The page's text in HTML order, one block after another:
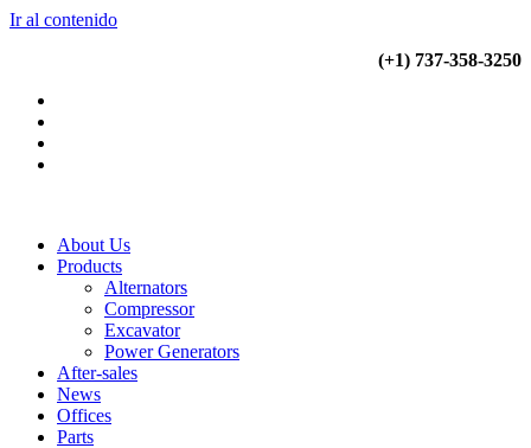
Ir al contenido
(+1) 737-358-3250
About Us
Products
Alternators
Compressor
Excavator
Power Generators
After-sales
News
Offices
Parts